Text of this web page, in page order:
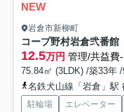
NEW
岩倉市新柳町
コープ野村岩倉弐番館
12.5万円 管理/共益費-
75.84㎡ (3LDK) /築33年 /
名鉄犬山線「岩倉」駅
駐輪場 エレベーター